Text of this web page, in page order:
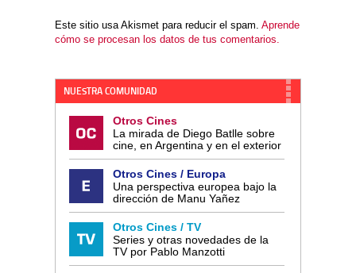
Este sitio usa Akismet para reducir el spam. Aprende
cómo se procesan los datos de tus comentarios.
NUESTRA COMUNIDAD
Otros Cines
La mirada de Diego Batlle sobre
cine, en Argentina y en el exterior
Otros Cines / Europa
Una perspectiva europea bajo la
dirección de Manu Yañez
Otros Cines / TV
Series y otras novedades de la
TV por Pablo Manzotti